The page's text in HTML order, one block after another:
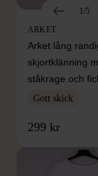
1/5
ARKET
Arket lång
skjortklänning
ståkrage och
Gott skick
299 kr